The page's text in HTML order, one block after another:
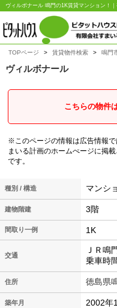
ヴィルボナール 鳴門の1K賃貸マンション！
TOPページ 賃貸物件検索 鳴門
ヴィルボナール
こちらの物件
※このページの情報は広告情報
まいる計画のホームぺージに掲
です。
種別 / 構造 マンシ
建物階建 3階
間取り一例 1K
交通
ＪＲ
乗車時
住所 徳島県
築年月 2002年